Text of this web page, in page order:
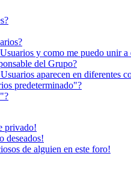
y como me puedo unir a
del Grupo?
aparecen en diferentes
predeterminado"?
privado!
deseados!
de alguien en este foro!